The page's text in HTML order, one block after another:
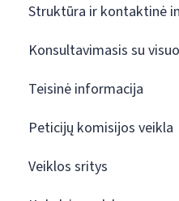
Struktūra ir kontaktinė
Konsultavimasis su
Teisinė informacija
Peticijų komisijos veikla
Veiklos sritys